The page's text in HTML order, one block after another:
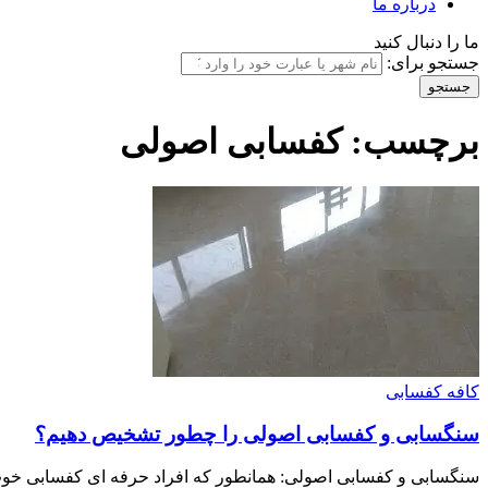
درباره ما
ما را دنبال کنید
جستجو برای:
برچسب:کفسابی اصولی
کافه کفسابی
سنگسابی و کفسابی اصولی را چطور تشخیص دهیم؟
سنگسابی و کفسابی اصولی: همانطور که افراد حرفه ای کفسابی